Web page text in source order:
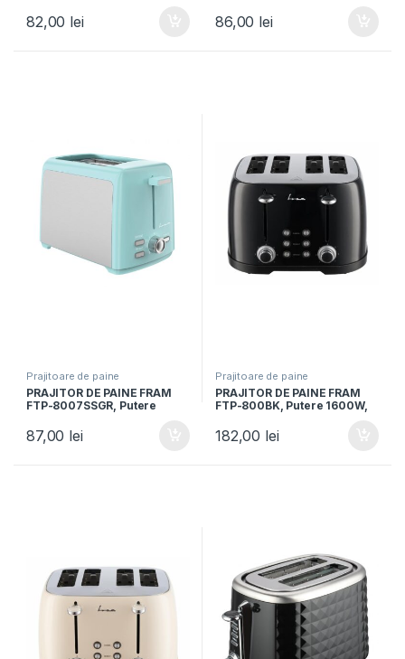
rumenire, Negru/Argintiu
82,00 lei
rumenire Albastru/Argintiu
86,00 lei
Prajitoare de paine
PRAJITOR DE PAINE FRAM
FTP-8007SSGR, Putere
rumenire, Verde/Argintiu
87,00 lei
Prajitoare de paine
PRAJITOR DE PAINE FRAM
FTP-800BK, Putere 1600W,
rumenire, Negru
182,00 lei